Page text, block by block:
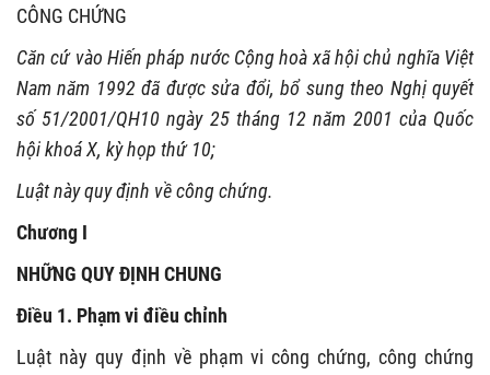
CÔNG CHỨNG
Căn cứ vào Hiến pháp nước Cộng hoà xã hội chủ nghĩa Việt
Nam năm 1992 đã được sửa đổi, bổ sung theo Nghị quyết
số 51/2001/QH10 ngày 25 tháng 12 năm 2001 của Quốc
hội khoá X, kỳ họp thứ 10;
Luật này quy định về công chứng.
Chương I
NHỮNG QUY ĐỊNH CHUNG
Điều 1. Phạm vi điều chỉnh
Luật này quy định về phạm vi công chứng, công chứng